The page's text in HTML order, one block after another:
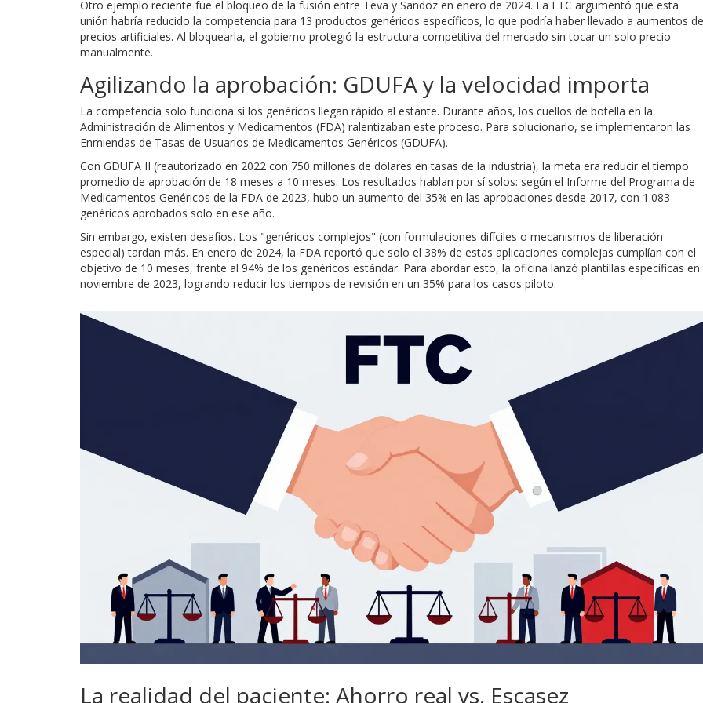
Otro ejemplo reciente fue el bloqueo de la fusión entre Teva y Sandoz en enero de 2024. La FTC argumentó que esta
unión habría reducido la competencia para 13 productos genéricos específicos, lo que podría haber llevado a aumentos de
precios artificiales. Al bloquearla, el gobierno protegió la estructura competitiva del mercado sin tocar un solo precio
manualmente.
Agilizando la aprobación: GDUFA y la velocidad importa
La competencia solo funciona si los genéricos llegan rápido al estante. Durante años, los cuellos de botella en la
Administración de Alimentos y Medicamentos (FDA) ralentizaban este proceso. Para solucionarlo, se implementaron las
Enmiendas de Tasas de Usuarios de Medicamentos Genéricos (GDUFA).
Con GDUFA II (reautorizado en 2022 con 750 millones de dólares en tasas de la industria), la meta era reducir el tiempo
promedio de aprobación de 18 meses a 10 meses. Los resultados hablan por sí solos: según el Informe del Programa de
Medicamentos Genéricos de la FDA de 2023, hubo un aumento del 35% en las aprobaciones desde 2017, con 1.083
genéricos aprobados solo en ese año.
Sin embargo, existen desafíos. Los "genéricos complejos" (con formulaciones difíciles o mecanismos de liberación
especial) tardan más. En enero de 2024, la FDA reportó que solo el 38% de estas aplicaciones complejas cumplían con el
objetivo de 10 meses, frente al 94% de los genéricos estándar. Para abordar esto, la oficina lanzó plantillas específicas en
noviembre de 2023, logrando reducir los tiempos de revisión en un 35% para los casos piloto.
La realidad del paciente: Ahorro real vs. Escasez